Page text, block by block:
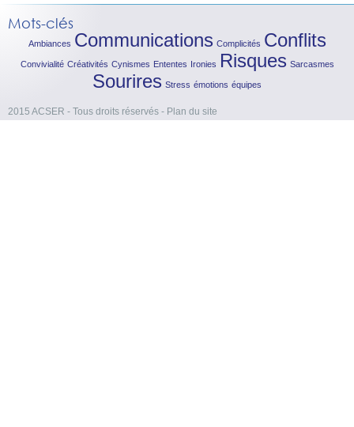
Mots-clés
Ambiances Communications Complicités Conflits
Convivialité Créativités Cynismes Ententes Ironies Risques Sarcasmes
Sourires Stress émotions équipes
2015 ACSER - Tous droits réservés - Plan du site